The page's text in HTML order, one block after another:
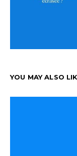
YOU MAY ALSO